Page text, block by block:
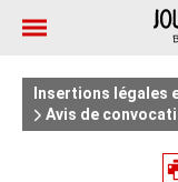
Insertions légales
Avis de